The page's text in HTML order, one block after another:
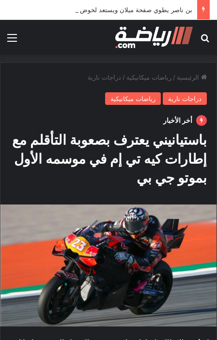
بحث عن
الرئيسية / رياضات ميكانيكية / دراجات نارية
دراجات نارية رياضات ميكانيكية
أخر الأخبار
باستيانيني يعترف بصعوبة التأقلم مع
إطارات كيه تي إم في موسمه الأول
بموتو جي بي